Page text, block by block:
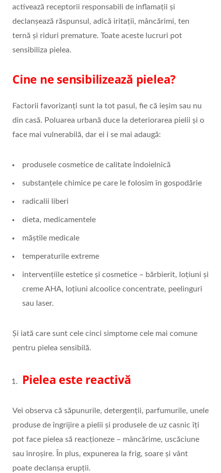
activează receptorii responsabili de inflamații și
declanșează răspunsul, adică iritații, mâncărimi, ten
ternă și riduri premature. Toate aceste lucruri pot
sensibiliza pielea.
Cine ne sensibilizează pielea?
Factorii favorizanți sunt la tot pasul, fie că ieșim sau nu
din casă. Poluarea urbană duce la deteriorarea pielii și o
face mai vulnerabilă, dar ei i se mai adaugă:
produsele cosmetice de calitate îndoielnică
substanțele chimice pe care le folosim în gospodărie
radicalii liberi
dieta, medicamentele
măștile medicale
temperaturile extreme
intervențiile estetice și cosmetice – bărbierit, loțiuni și
creme AHA, loțiuni alcoolice concentrate, peelinguri
sau laser.
Și iată care sunt cele cinci simptome cele mai comune
pentru pielea sensibilă.
Pielea este reactivă
Vei observa că săpunurile, detergenții, parfumurile, unele
produse de îngrijire a pielii și produsele de uz casnic îți
pot face pielea să reacționeze – mâncărime, uscăciune
sau înroșire. În plus, expunerea la frig, soare și vânt
poate declanșa erupții.